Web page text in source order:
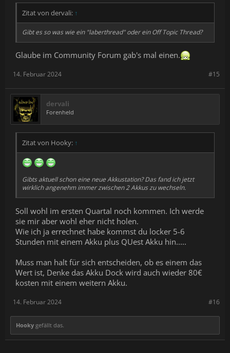
Zitat von dervali: ↑
Gibt es so was wie ein "laberthread" oder ein Off Topic Thread?
Glaube im Community Forum gab's mal einen.
#15
14. Februar 2024
dervali
Forenheld
Zitat von Hooky: ↑
Gibts aktuell schon eine neue Akkustation? Das fand ich jetzt
wirklich angenehm immer zwischen 2 Akkus zu wechseln.
Soll wohl im ersten Quartal noch kommen. Ich werde
sie mir aber wohl eher nicht holen.
Wie ich ja errechnet habe kommst du locker 5-6
Stunden mit einem Akku plus QUest Akku hin.....
Muss man halt für sich entscheiden, ob es einem das
Wert ist, Denke das Akku Dock wird auch wieder 80€
kosten mit einem weitern Akku.
#16
14. Februar 2024
Hooky gefällt das.